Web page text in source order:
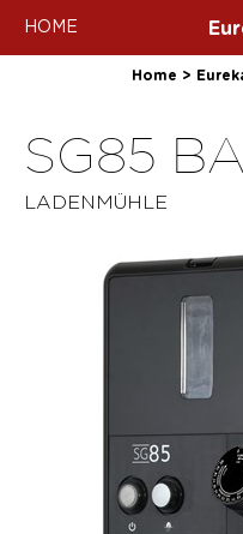
HOME
Home >
SG85
LADENMÜHLE